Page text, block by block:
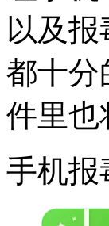
以及
都十分
件里也
手机报